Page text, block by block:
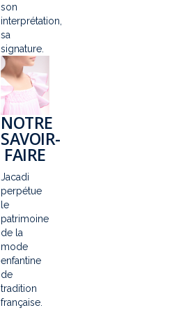
son
interprétation,
sa
signature.
NOTRE
SAVOIR-
FAIRE
Jacadi
perpétue
le
patrimoine
de la
mode
enfantine
de
tradition
française.